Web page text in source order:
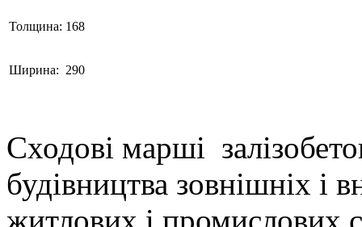
Толщина: 168
Ширина: 290
Сходові марші
будівництва зовнішніх і